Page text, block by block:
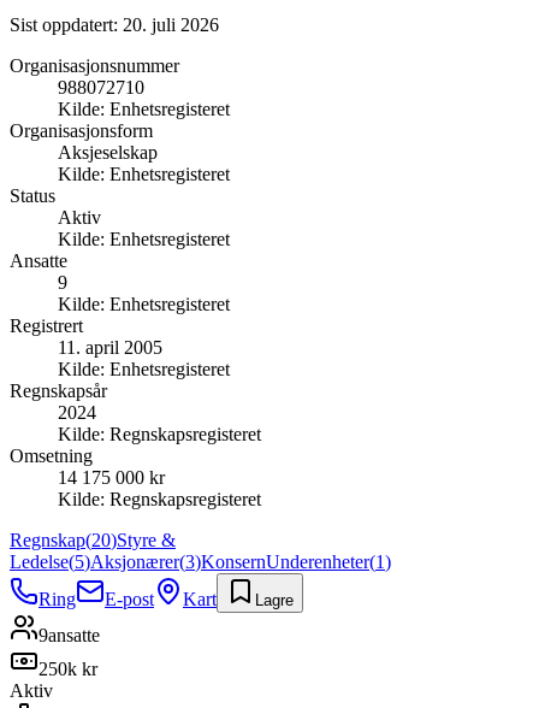
Sist oppdatert: 20. juli 2026
Organisasjonsnummer
988072710
Kilde: Enhetsregisteret
Organisasjonsform
Aksjeselskap
Kilde: Enhetsregisteret
Status
Aktiv
Kilde: Enhetsregisteret
Ansatte
9
Kilde: Enhetsregisteret
Registrert
11. april 2005
Kilde: Enhetsregisteret
Regnskapsår
2024
Kilde: Regnskapsregisteret
Omsetning
14 175 000 kr
Kilde: Regnskapsregisteret
Regnskap(20)Styre &
Ledelse(5)Aksjonærer(3)KonsernUnderenheter(1)
Ring
E-post Kart Lagre
9ansatte
250k kr
Aktiv